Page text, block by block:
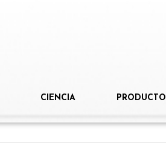
CIENCIA